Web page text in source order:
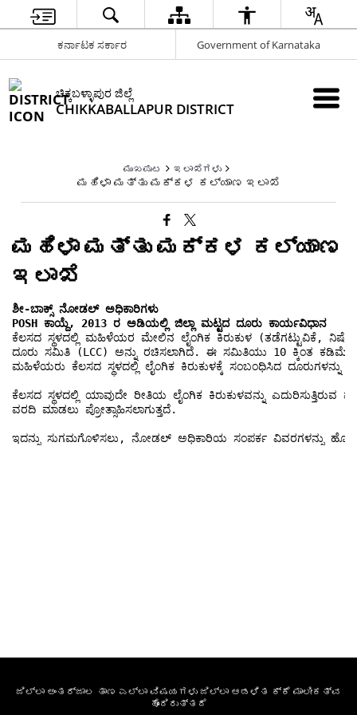
ಕರ್ನಾಟಕ ಸರ್ಕಾರ Government of Karnataka
ಚಿಕ್ಕಬಳ್ಳಾಪುರ ಜಿಲ್ಲೆ
CHIKKABALLAPUR DISTRICT
ಮುಖಪುಟ ಇಲಾಖೆಗಳು
ಮಹಿಳಾ ಮತ್ತು ಮಕ್ಕಳ ಕಲ್ಯಾಣ ಇಲಾಖೆ
ಮಹಿಳಾ ಮತ್ತು ಮಕ್ಕಳ ಕಲ್ಯಾಣ
ಇಲಾಖೆ
ಶೀ-ಬಾಕ್ಸ್ ನೋಡಲ್ ಅಧಿಕಾರಿಗಳು
POSH ಕಾಯ್ದೆ, 2013 ರ ಅಡಿಯಲ್ಲಿ ಜಿಲ್ಲಾ ಮಟ್ಟದ ದೂರು ಕಾರ್ಯವಿಧಾನ
ಕೆಲಸದ ಸ್ಥಳದಲ್ಲಿ ಮಹಿಳೆಯರ ಮೇಲಿನ ಲೈಂಗಿಕ ಕಿರುಕುಳ (ತಡೆಗಟ್ಟುವಿಕೆ,
ದೂರು ಸಮಿತಿ (LCC) ಅನ್ನು ರಚಿಸಲಾಗಿದೆ. ಈ ಸಮಿತಿಯು 10 ಕ್ಕಿಂತ
ಮಹಿಳೆಯರು ಕೆಲಸದ ಸ್ಥಳದಲ್ಲಿ ಲೈಂಗಿಕ ಕಿರುಕುಳಕ್ಕೆ ಸಂಬಂಧಿಸಿದ ದೂರುಗಳನ್ನು
ಕೆಲಸದ ಸ್ಥಳದಲ್ಲಿ ಯಾವುದೇ ರೀತಿಯ ಲೈಂಗಿಕ ಕಿರುಕುಳವನ್ನು
ವರದಿ ಮಾಡಲು ಪ್ರೋತ್ಸಾಹಿಸಲಾಗುತ್ತದೆ.
ಇದನ್ನು ಸುಗಮಗೊಳಿಸಲು, ನೋಡಲ್ ಅಧಿಕಾರಿಯ ಸಂಪರ್ಕ ವಿವರಗಳನ್ನು
ಜಿಲ್ಲಾ ಅಂತರ್ಜಾಲ ತಾಣ ಎಲ್ಲಾ ವಿಷಯಗಳು ಜಿಲ್ಲಾ ಆಡಳಿತ ಕ್ಕೆ ಮಾಲೀಕತ್ವ
ಹೊಂದಿರುತ್ತದೆ